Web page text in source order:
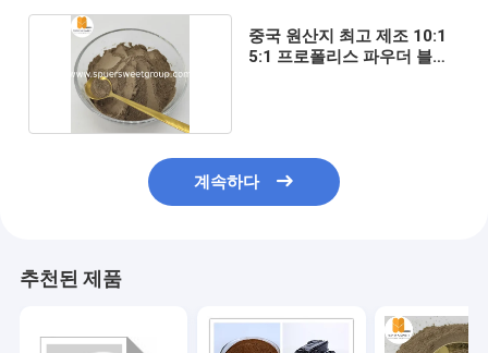
중국 원산지 최고 제조 10:1
5:1 프로폴리스 파우더 블룩
계속하다
추천된 제품